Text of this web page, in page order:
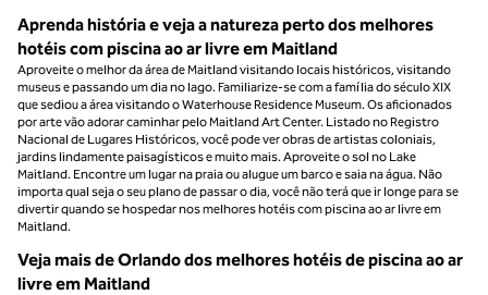
Aprenda história e veja a natureza perto dos melhores
hotéis com piscina ao ar livre em Maitland
Aproveite o melhor da área de Maitland visitando locais históricos, visitando
museus e passando um dia no lago. Familiarize-se com a família do século XIX
que sediou a área visitando o Waterhouse Residence Museum. Os aficionados
por arte vão adorar caminhar pelo Maitland Art Center. Listado no Registro
Nacional de Lugares Históricos, você pode ver obras de artistas coloniais,
jardins lindamente paisagísticos e muito mais. Aproveite o sol no Lake
Maitland. Encontre um lugar na praia ou alugue um barco e saia na água. Não
importa qual seja o seu plano de passar o dia, você não terá que ir longe para se
divertir quando se hospedar nos melhores hotéis com piscina ao ar livre em
Maitland.
Veja mais de Orlando dos melhores hotéis de piscina ao ar
livre em Maitland